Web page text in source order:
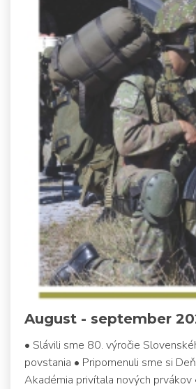
August - september
• Slávili sme 80. výročie
povstania • Pripomenuli sme si
Akadémia privítala nových